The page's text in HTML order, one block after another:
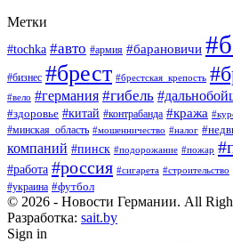
Метки
#tochka #авто #армия #барановичи
#бизнес #брест #брестская_крепость
#вело #германия #гибель
#здоровье #китай #контрабанда #кража
#минская_область #мошенничество #налог
компаний #пинск #подорожание #пожар
#работа #россия #сигарета #строительство
#украина #футбол
© 2026 - Новости Германии. All
Разработка: sait.by
Sign in